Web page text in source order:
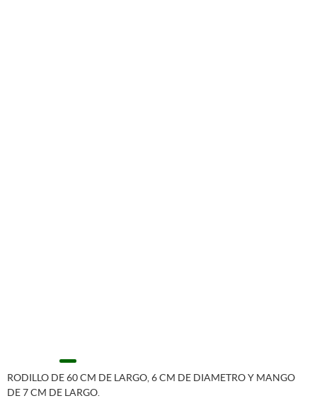
RODILLO DE 60 CM DE LARGO, 6 CM DE DIAMETRO Y MANGO
DE 7 CM DE LARGO.